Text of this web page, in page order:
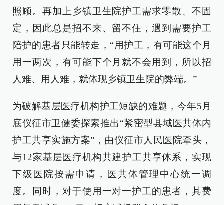
照顾。再加上乡镇卫生院护工需求零散、不固
定，因此总是招不来、留不住，遇到需要护工
陪护的患者只能转走，“用护工，有可能这个月
用一两次，有可能下个月就不会用到，所以招
人难、用人难，就体现乡镇卫生院的弊端。”
为破解基层医疗机构护工短缺的难题，今年5月
底仪征市卫健委探索推出“紧密型县域医共体内
护工共享实施方案”，由仪征市人民医院牵头，
与12家基层医疗机构共建护工共享体系，实现
下级医院按需申请，医共体管理中心统一调
度。同时，对于使用一对一护工的患者，其费